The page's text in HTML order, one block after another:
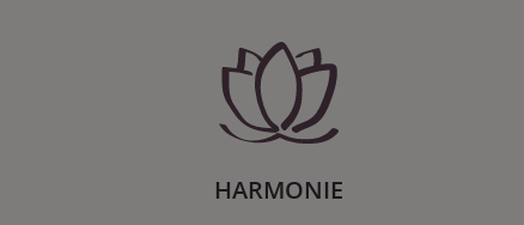
HARMONIE